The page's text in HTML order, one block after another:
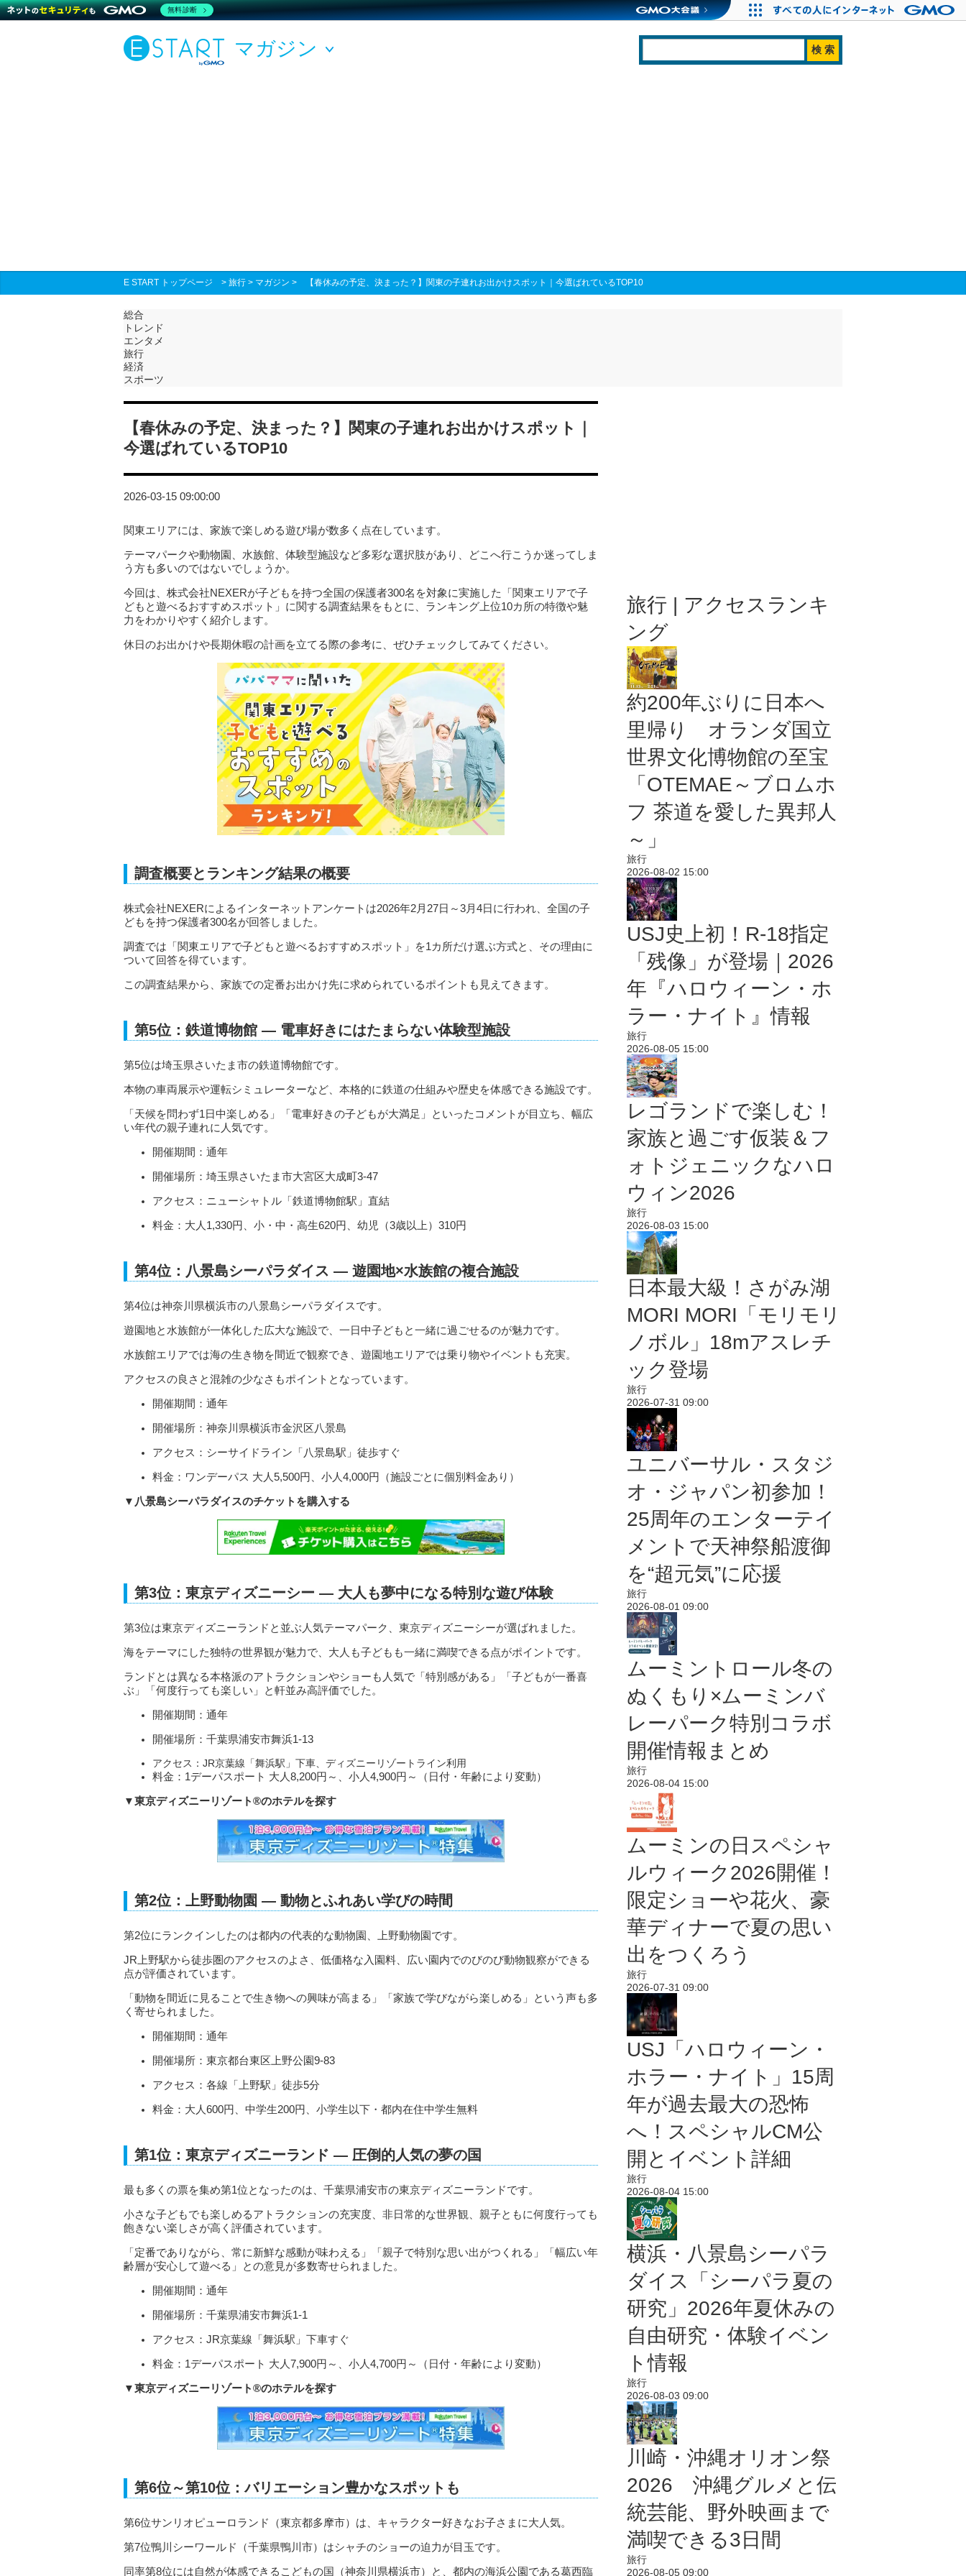
マガジン
E START トップページ > 旅行 > マガジン > 【春休みの予定、決まった？】関東の子連れお出かけスポット｜今選ばれているTOP10
総合
トレンド
エンタメ
旅行
経済
スポーツ
【春休みの予定、決まった？】関東の子連れお出かけスポット｜
今選ばれているTOP10
2026-03-15 09:00:00
関東エリアには、家族で楽しめる遊び場が数多く点在しています。
テーマパークや動物園、水族館、体験型施設など多彩な選択肢があり、どこへ行こうか迷ってしま
う方も多いのではないでしょうか。
今回は、株式会社NEXERが子どもを持つ全国の保護者300名を対象に実施した「関東エリアで子
どもと遊べるおすすめスポット」に関する調査結果をもとに、ランキング上位10カ所の特徴や魅
力をわかりやすく紹介します。
休日のお出かけや長期休暇の計画を立てる際の参考に、ぜひチェックしてみてください。
調査概要とランキング結果の概要
株式会社NEXERによるインターネットアンケートは2026年2月27日～3月4日に行われ、全国の子
どもを持つ保護者300名が回答しました。
調査では「関東エリアで子どもと遊べるおすすめスポット」を1カ所だけ選ぶ方式と、その理由に
ついて回答を得ています。
この調査結果から、家族での定番お出かけ先に求められているポイントも見えてきます。
第5位：鉄道博物館 ― 電車好きにはたまらない体験型施設
第5位は埼玉県さいたま市の鉄道博物館です。
本物の車両展示や運転シミュレーターなど、本格的に鉄道の仕組みや歴史を体感できる施設です。
「天候を問わず1日中楽しめる」「電車好きの子どもが大満足」といったコメントが目立ち、幅広
い年代の親子連れに人気です。
開催期間：通年
開催場所：埼玉県さいたま市大宮区大成町3-47
アクセス：ニューシャトル「鉄道博物館駅」直結
料金：大人1,330円、小・中・高生620円、幼児（3歳以上）310円
第4位：八景島シーパラダイス ― 遊園地×水族館の複合施設
第4位は神奈川県横浜市の八景島シーパラダイスです。
遊園地と水族館が一体化した広大な施設で、一日中子どもと一緒に過ごせるのが魅力です。
水族館エリアでは海の生き物を間近で観察でき、遊園地エリアでは乗り物やイベントも充実。
アクセスの良さと混雑の少なさもポイントとなっています。
開催期間：通年
開催場所：神奈川県横浜市金沢区八景島
アクセス：シーサイドライン「八景島駅」徒歩すぐ
料金：ワンデーパス 大人5,500円、小人4,000円（施設ごとに個別料金あり）
▼八景島シーパラダイスのチケットを購入する
第3位：東京ディズニーシー ― 大人も夢中になる特別な遊び体験
第3位は東京ディズニーランドと並ぶ人気テーマパーク、東京ディズニーシーが選ばれました。
海をテーマにした独特の世界観が魅力で、大人も子どもも一緒に満喫できる点がポイントです。
ランドとは異なる本格派のアトラクションやショーも人気で「特別感がある」「子どもが一番喜
ぶ」「何度行っても楽しい」と軒並み高評価でした。
開催期間：通年
開催場所：千葉県浦安市舞浜1-13
アクセス：JR京葉線「舞浜駅」下車、ディズニーリゾートライン利用
料金：1デーパスポート 大人8,200円～、小人4,900円～（日付・年齢により変動）
▼東京ディズニーリゾート®のホテルを探す
第2位：上野動物園 ― 動物とふれあい学びの時間
第2位にランクインしたのは都内の代表的な動物園、上野動物園です。
JR上野駅から徒歩圏のアクセスのよさ、低価格な入園料、広い園内でのびのび動物観察ができる
点が評価されています。
「動物を間近に見ることで生き物への興味が高まる」「家族で学びながら楽しめる」という声も多
く寄せられました。
開催期間：通年
開催場所：東京都台東区上野公園9-83
アクセス：各線「上野駅」徒歩5分
料金：大人600円、中学生200円、小学生以下・都内在住中学生無料
第1位：東京ディズニーランド ― 圧倒的人気の夢の国
最も多くの票を集め第1位となったのは、千葉県浦安市の東京ディズニーランドです。
小さな子どもでも楽しめるアトラクションの充実度、非日常的な世界観、親子ともに何度行っても
飽きない楽しさが高く評価されています。
「定番でありながら、常に新鮮な感動が味わえる」「親子で特別な思い出がつくれる」「幅広い年
齢層が安心して遊べる」との意見が多数寄せられました。
開催期間：通年
開催場所：千葉県浦安市舞浜1-1
アクセス：JR京葉線「舞浜駅」下車すぐ
料金：1デーパスポート 大人7,900円～、小人4,700円～（日付・年齢により変動）
▼東京ディズニーリゾート®のホテルを探す
第6位～第10位：バリエーション豊かなスポットも
第6位サンリオピューロランド（東京都多摩市）は、キャラクター好きなお子さまに大人気。
第7位鴨川シーワールド（千葉県鴨川市）はシャチのショーの迫力が目玉です。
同率第8位には自然が体感できるこどもの国（神奈川県横浜市）と、都内の海浜公園である葛西臨
旅行 | アクセスランキ
ング
約200年ぶりに日本へ
里帰り オランダ国立
世界文化博物館の至宝
「OTEMAE～ブロムホ
フ 茶道を愛した異邦人
～」
旅行
2026-08-02 15:00
USJ史上初！R-18指定
「残像」が登場｜2026
年『ハロウィーン・ホ
ラー・ナイト』情報
旅行
2026-08-05 15:00
レゴランドで楽しむ！
家族と過ごす仮装＆フ
ォトジェニックなハロ
ウィン2026
旅行
2026-08-03 15:00
日本最大級！さがみ湖
MORI MORI「モリモリ
ノボル」18mアスレチ
ック登場
旅行
2026-07-31 09:00
ユニバーサル・スタジ
オ・ジャパン初参加！
25周年のエンターテイ
メントで天神祭船渡御
を“超元気”に応援
旅行
2026-08-01 09:00
ムーミントロール冬の
ぬくもり×ムーミンバ
レーパーク特別コラボ
開催情報まとめ
旅行
2026-08-04 15:00
ムーミンの日スペシャ
ルウィーク2026開催！
限定ショーや花火、豪
華ディナーで夏の思い
出をつくろう
旅行
2026-07-31 09:00
USJ「ハロウィーン・
ホラー・ナイト」15周
年が過去最大の恐怖
へ！スペシャルCM公
開とイベント詳細
旅行
2026-08-04 15:00
横浜・八景島シーパラ
ダイス「シーパラ夏の
研究」2026年夏休みの
自由研究・体験イベン
ト情報
旅行
2026-08-03 09:00
川崎・沖縄オリオン祭
2026 沖縄グルメと伝
統芸能、野外映画まで
満喫できる3日間
旅行
2026-08-05 09:00
無料診断